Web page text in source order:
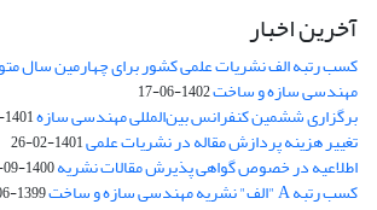
آخرین اخبار
کسب رتبه الف نشریات علمی کشور برای چهارمین سال
مهندسی سازه و ساخت1402-06-17
برگزاری ششمین کنفرانس بین‌المللی مهندسی سازه1401-03-04
تغییر هزینه پردازش مقاله در نشریات علمی1401-02-26
اطلاعیه در خصوص گواهی پذیرش مقالات نشریه1400-09-18
کسب رتبه A "الف" نشریه مهندسی سازه و ساخت 1399-06-18